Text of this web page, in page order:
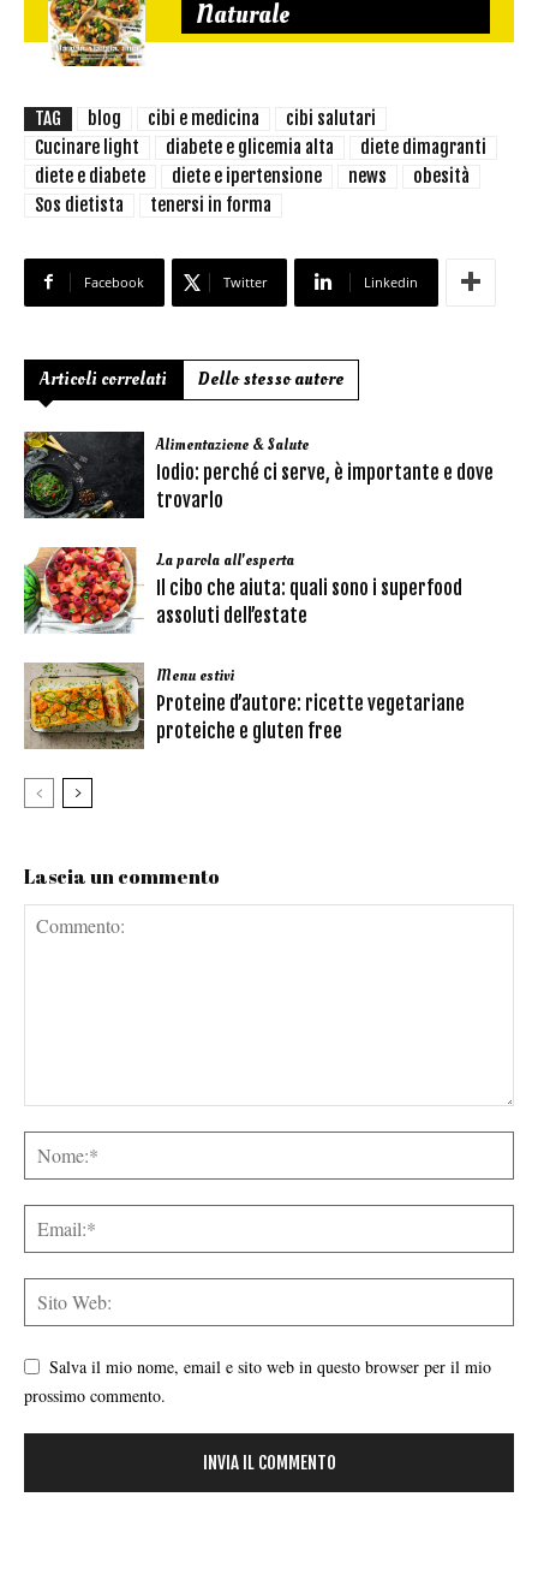
Naturale
TAG blog cibi e medicina
cibi salutari
Cucinare light
diabete e glicemia alta
diete dimagranti
diete e diabete
diete e ipertensione news
obesità
Sos dietista
tenersi in forma
Facebook Twitter Linkedin
Articoli correlati Dello stesso autore
Alimentazione & Salute
Iodio: perché ci serve, è importante e dove
trovarlo
La parola all'esperta
Il cibo che aiuta: quali sono i superfood
assoluti dell’estate
Menu estivi
Proteine d’autore: ricette vegetariane
proteiche e gluten free
Lascia un commento
Salva il mio nome, email e sito web in questo browser per il mio
prossimo commento.